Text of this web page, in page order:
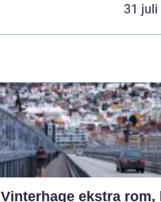
31 juli
Vinterhage ekstra rom, lys